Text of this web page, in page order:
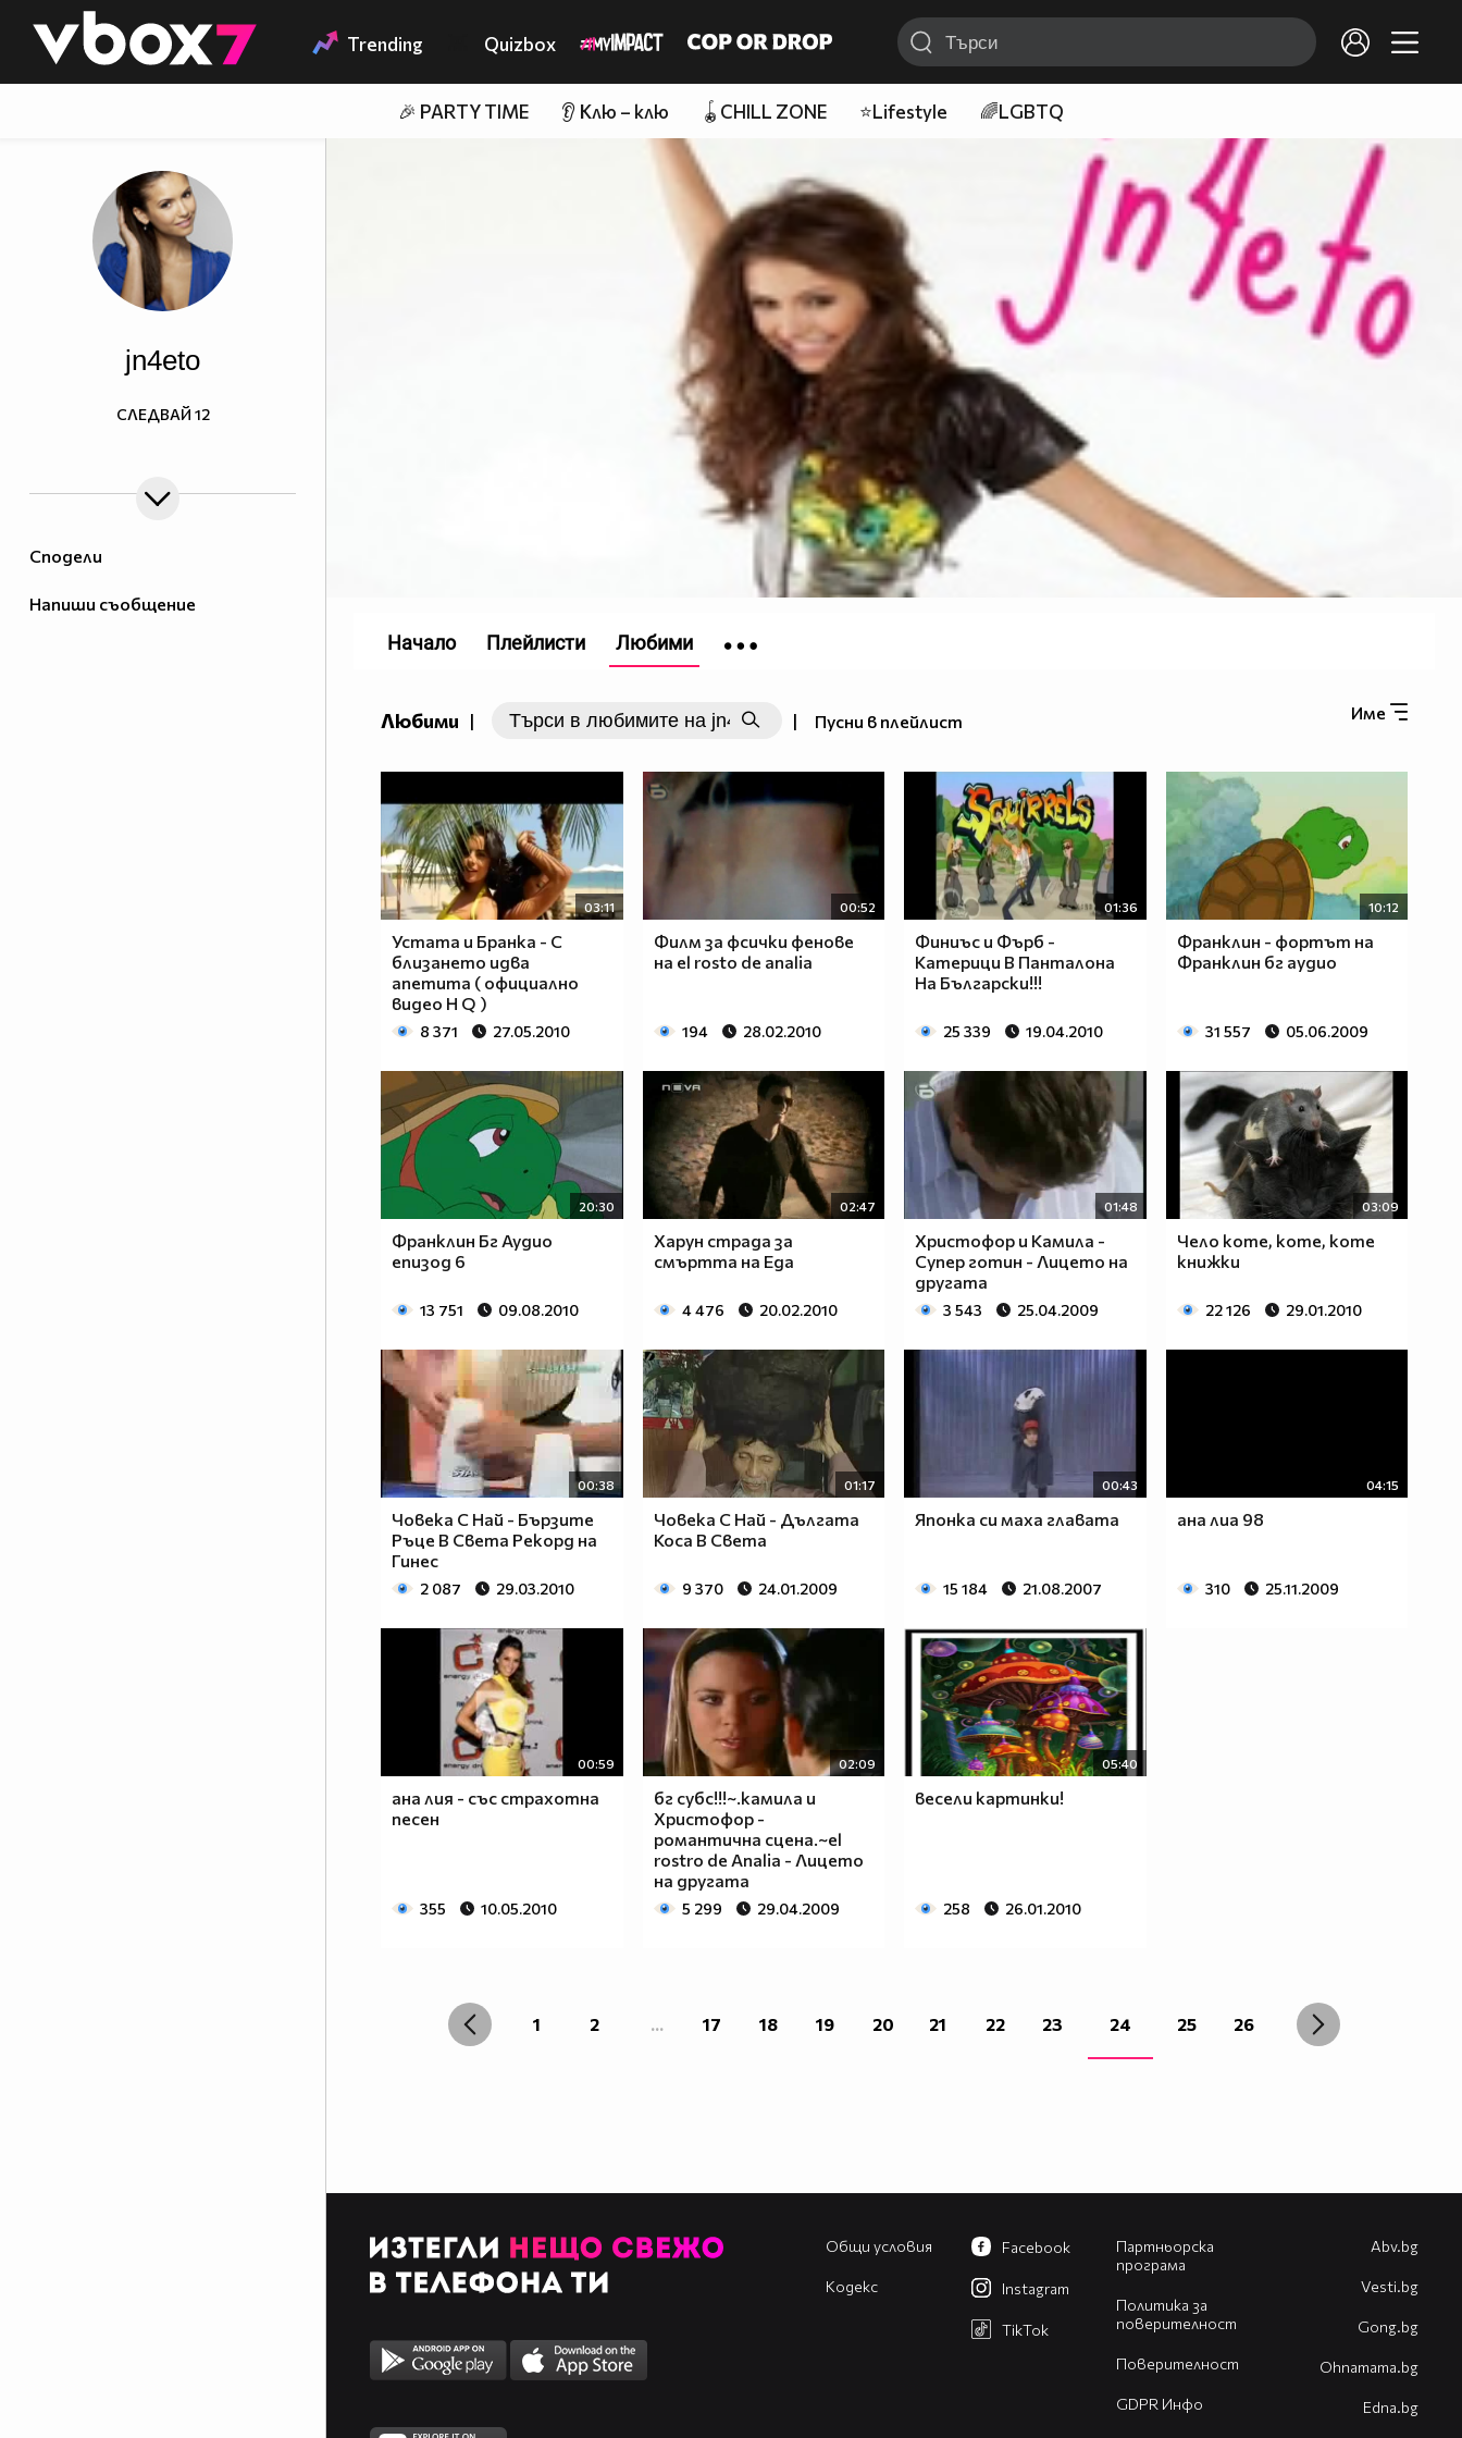
👾 Trending Quizbox
🎉 PARTY TIME 👂 Клю – клю 🪀CHILL ZONE ⭐Lifestyle 🌈LGBTQ
Сподели
Напиши съобщение
jn4eto
СЛЕДВАЙ 12
Любими | | Пусни в плейлист Име
03:11
Устата и Бранка - С
близането идва
апетита ( официално
видео H Q )
8 371 27.05.2010
00:52
Филм за фсички фенове
на el rosto de analia
194 28.02.2010
01:36
Финиъс и Фърб -
Катерици В Панталона
На Български!!!
25 339 19.04.2010
10:12
Франклин - фортът на
Франклин бг аудио
31 557 05.06.2009
20:30
Франклин Бг Аудио
епизод 6
13 751 09.08.2010
02:47
Харун страда за
смъртта на Еда
4 476 20.02.2010
01:48
Христофор и Камила -
Супер готин - Лицето на
другата
3 543 25.04.2009
03:09
Чело коте, коте, коте
книжки
22 126 29.01.2010
00:38
Човека С Най - Бързите
Ръце В Света Рекорд на
Гинес
2 087 29.03.2010
01:17
Човека С Най - Дългата
Коса В Света
9 370 24.01.2009
00:43
Японка си маха главата
15 184 21.08.2007
04:15
ана лиа 98
310 25.11.2009
00:59
ана лия - със страхотна
песен
355 10.05.2010
02:09
бг субс!!!~.kамила и
Христофор -
романтична сцена.~el
rostro de Analia - Лицето
на другата
5 299 29.04.2009
05:40
весели картинки!
258 26.01.2010
1 2 ... 17 18 19 20 21 22 23 24 25 26
Начало Плейлисти Любими
Общи условия
Кодекс
Партньорска
програма
Политика за
поверителност
Поверителност
GDPR Инфо
Facebook
Instagram
TikTok
Abv.bg
Vesti.bg
Gong.bg
Оhnamama.bg
Edna.bg